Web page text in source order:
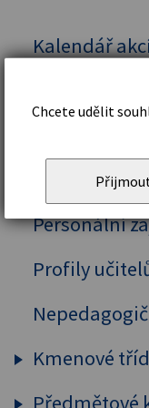
Kalendář
Organizační
Školní řád
Personální
Profily
Kmenové
Prima
Chcete udělit